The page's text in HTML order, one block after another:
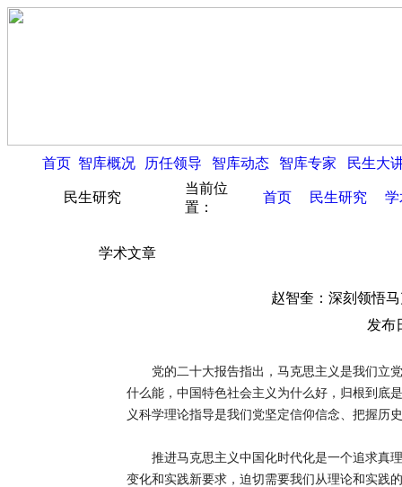
首页 智库概况 历任领导 智库动态 智库专家 民生大
民生研究
当前位
置：
首页 民生研究 学
学术文章
赵智奎：深刻领悟
发布
党的二十大报告指出，马克思主义是我们立党
什么能，中国特色社会主义为什么好，归根到底
义科学理论指导是我们党坚定信仰信念、把握历
推进马克思主义中国化时代化是一个追求真理
变化和实践新要求，迫切需要我们从理论和实践